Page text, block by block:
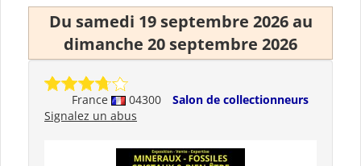
Du samedi 19 septembre 2026 au
dimanche 20 septembre 2026
France 04300
Salon de collectionneurs
Signalez un abus